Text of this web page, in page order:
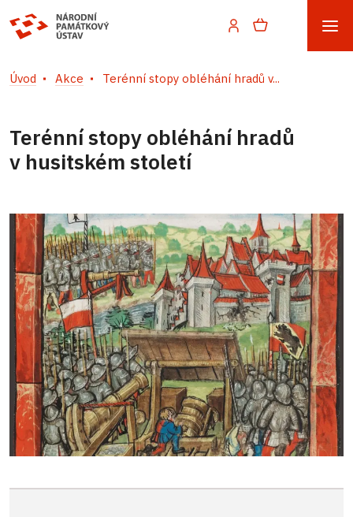
Úvod Akce Terénní stopy obléhání hradů v...
Terénní stopy obléhání hradů
v husitském století